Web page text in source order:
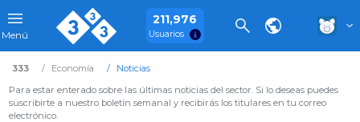
Menú
211,976
Usuarios
333 Economía
Noticias
Para estar enterado sobre las últimas noticias del sector. Si lo deseas puedes
suscribirte a nuestro boletín semanal y recibirás los titulares en tu correo
electrónico.